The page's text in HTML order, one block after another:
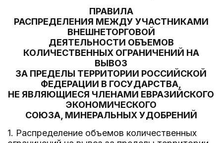
ПРАВИЛА
РАСПРЕДЕЛЕНИЯ МЕЖДУ УЧАСТНИКАМИ
ВНЕШНЕТОРГОВОЙ
ДЕЯТЕЛЬНОСТИ ОБЪЕМОВ
КОЛИЧЕСТВЕННЫХ ОГРАНИЧЕНИЙ НА
ВЫВОЗ
ЗА ПРЕДЕЛЫ ТЕРРИТОРИИ РОССИЙСКОЙ
ФЕДЕРАЦИИ В ГОСУДАРСТВА,
НЕ ЯВЛЯЮЩИЕСЯ ЧЛЕНАМИ ЕВРАЗИЙСКОГО
ЭКОНОМИЧЕСКОГО
СОЮЗА, МИНЕРАЛЬНЫХ УДОБРЕНИЙ
1. Распределение объемов количественных